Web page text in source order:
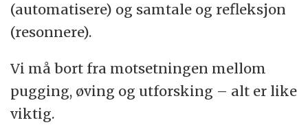
(automatisere) og samtale og refleksjon
(resonnere).
Vi må bort fra motsetningen mellom
pugging, øving og utforsking – alt er like
viktig.